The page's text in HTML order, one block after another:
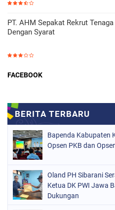
PT. AHM Sepakat Rekrut
Dengan Syarat
FACEBOOK
Bapenda Kabupaten
Opsen PKB dan
Oland PH Sibarani
Ketua DK PWI Jawa
Dukungan